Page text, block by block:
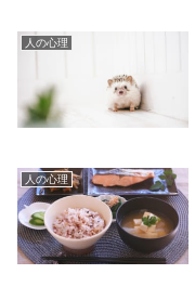
人の心理
人の心理